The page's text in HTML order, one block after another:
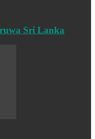
Sri Lanka